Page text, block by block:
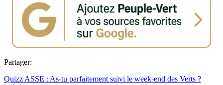
Partager:
Quizz ASSE : As-tu parfaitement suivi le week-end des Verts ?